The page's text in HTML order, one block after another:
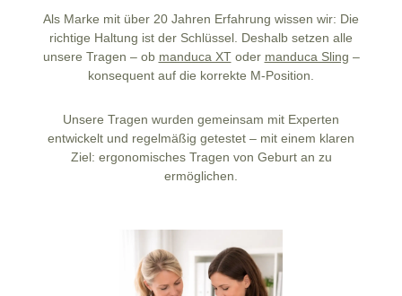
Als Marke mit über 20 Jahren Erfahrung wissen wir: Die
richtige Haltung ist der Schlüssel. Deshalb setzen alle
unsere Tragen – ob manduca XToder manduca Sling –
konsequent auf die korrekte M-Position.
Unsere Tragen wurden gemeinsam mit Experten
entwickelt und regelmäßig getestet – mit einem klaren
Ziel: ergonomisches Tragen von Geburt an zu
ermöglichen.